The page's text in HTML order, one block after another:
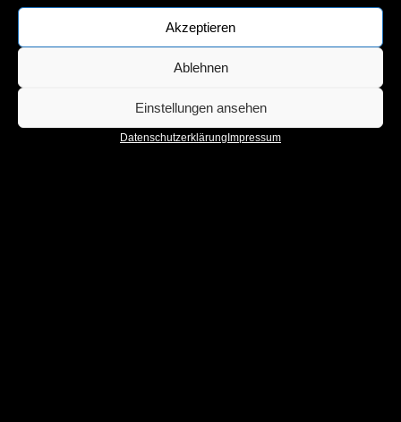
Akzeptieren
Ablehnen
Einstellungen ansehen
Datenschutzerklärung Impressum
Leoben. Alle Rechte vorbehalten.